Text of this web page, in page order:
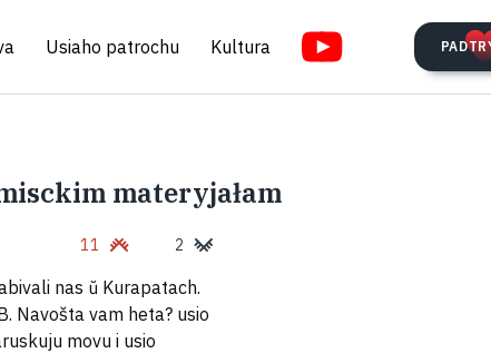
Usiaho patrochu Kultura
materyjałam
11 2
nas ŭ Kurapatach.
Navošta vam heta? usio
movu i usio